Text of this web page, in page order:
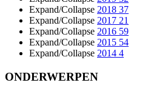
Expand/Collapse 2018 37
Expand/Collapse 2017 21
Expand/Collapse 2016 59
Expand/Collapse 2015 54
Expand/Collapse 2014 4
ONDERWERPEN